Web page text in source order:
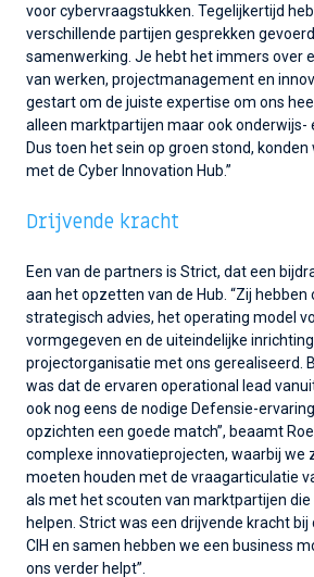
voor cybervraagstukken. Tegelijkertijd
verschillende partijen gesprekken
samenwerking. Je hebt het immers over
van werken, projectmanagement en
gestart om de juiste expertise om ons
alleen marktpartijen maar ook onderwijs-
Dus toen het sein op groen stond,
met de Cyber Innovation Hub.”
Drijvende kracht
Een van de partners is Strict, dat een
aan het opzetten van de Hub. “Zij hebben
strategisch advies, het operating model
vormgegeven en de uiteindelijke
projectorganisatie met ons gerealiseerd.
was dat de ervaren operational lead
ook nog eens de nodige Defensie-
opzichten een goede match”, beaamt
complexe innovatieprojecten, waarbij we
moeten houden met de vraagarticulatie
als met het scouten van marktpartijen die
helpen. Strict was een drijvende kracht bij
CIH en samen hebben we een business
ons verder helpt”.